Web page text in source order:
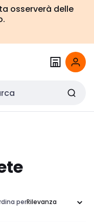
osserverà delle
per